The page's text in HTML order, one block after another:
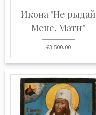
Икона "Не рыдай
Мене, Мати"
€3,500.00